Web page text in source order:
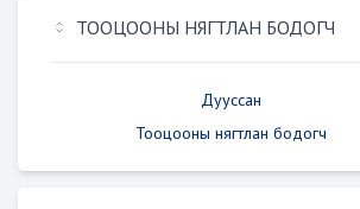
ТООЦООНЫ НЯГТЛАН БОДОГЧ
Дууссан
Тооцооны нягтлан бодогч